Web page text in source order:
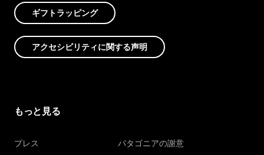
ギフトラッピング
アクセシビリティに関する声明
もっと見る
プレス パタゴニアの謝意